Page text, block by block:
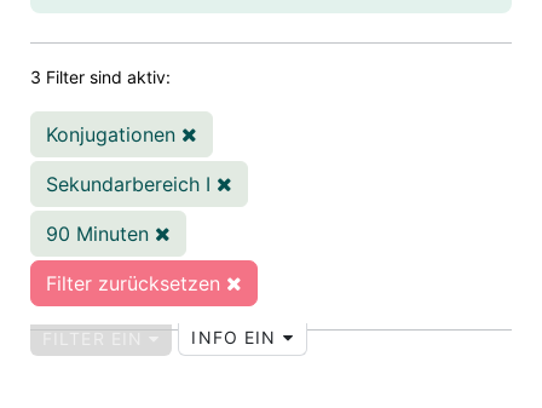
3 Filter sind aktiv:
Konjugationen
Sekundarbereich I
90 Minuten
Filter zurücksetzen
INFO EIN